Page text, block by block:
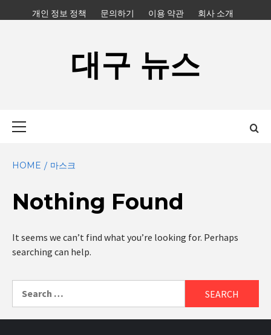
to
개인 정보 정책 문의하기 이용 약관 회사 소개
대구 뉴스
HOME 마스크
Nothing Found
It seems we can’t find what you’re looking for. Perhaps
searching can help.